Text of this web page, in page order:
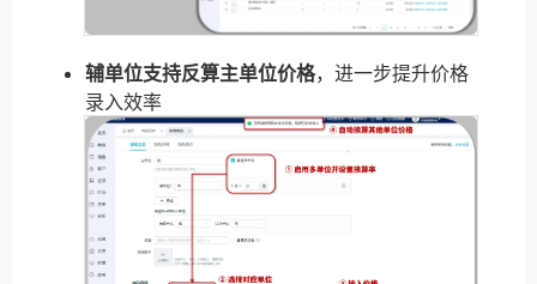
辅单位支持反算主单位价格，进一步提升价格
录入效率